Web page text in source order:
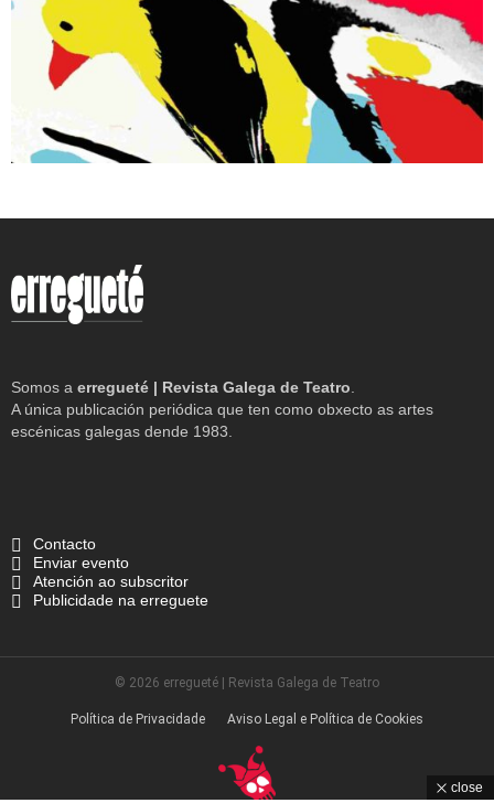
Somos a erregueté | Revista Galega de Teatro
A única publicación periódica que ten como obxecto as artes
escénicas galegas dende 1983.
Contacto
Enviar evento
Atención ao subscritor
Publicidade na erreguete
© 2026 erregueté | Revista Galega de Teatro
Política de Privacidade Aviso Legal e Política de Cookies
close